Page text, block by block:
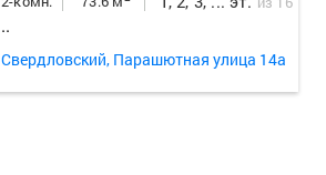
..
Свердловский, Парашютная улица 14а